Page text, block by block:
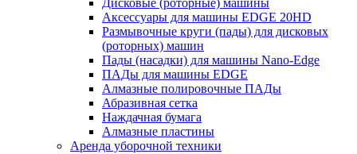
Дисковые (роторные) машины
Аксессуары для машины EDGE 20HD
Размывочные круги (пады) для дисковых
(роторных) машин
Пады (насадки) для машины Nano-Edge
ПАДы для машины EDGE
Алмазные полировочные ПАДы
Абразивная сетка
Наждачная бумага
Алмазные пластины
Аренда уборочной техники